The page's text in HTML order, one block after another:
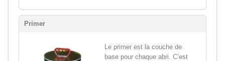
Primer
Le primer est la couche de
base pour chaque abri. C’est